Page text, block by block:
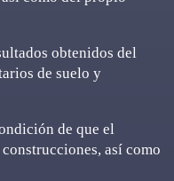
obtenidos del
de suelo y
de que el
así como